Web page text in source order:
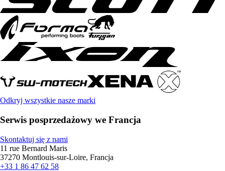
Odkryj wszystkie nasze marki
Serwis posprzedażowy we Francja
Skontaktuj się z nami
11 rue Bernard Maris
37270 Montlouis-sur-Loire, Francja
+33 1 86 47 62 58